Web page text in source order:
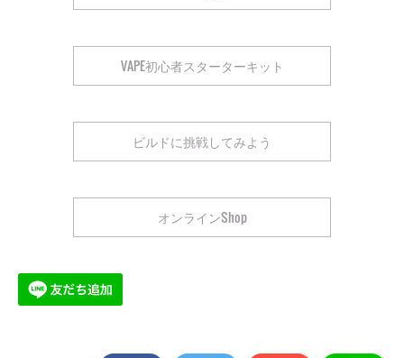
VAPE初心者スターターキット
ビルドに挑戦してみよう
オンラインShop